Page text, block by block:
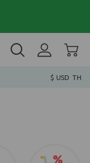
$ USD TH